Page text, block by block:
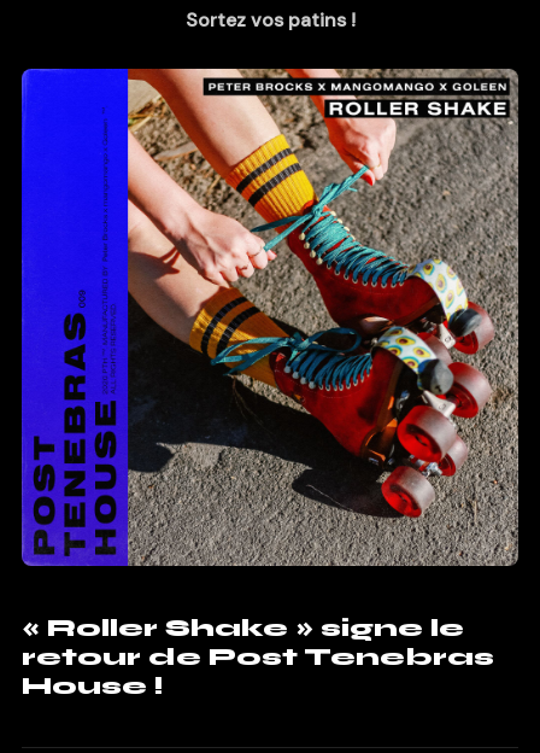
Sortez vos patins !
« Roller Shake » signe le
retour de Post Tenebras
House !